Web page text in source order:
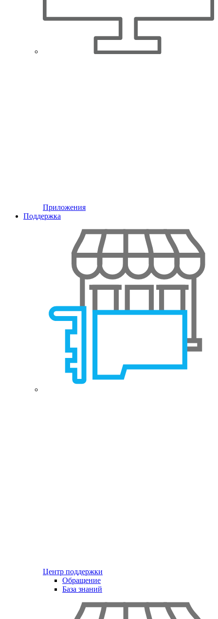
Приложения
Поддержка
Центр поддержки
Обращение
База знаний